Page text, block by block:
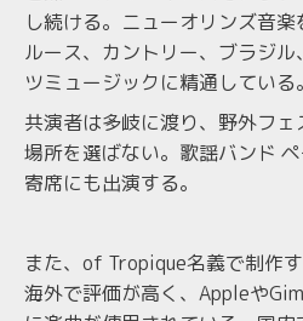
し続ける。ニューオリンズ音
ルース、カントリー、ブラジ
ツミュージックに精通している。
共演者は多岐に渡り、野外フ
場所を選ばない。歌謡バンド
寄席にも出演する。
また、of Tropique名義で制作
海外で評価が高く、Appleや